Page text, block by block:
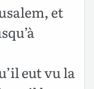
et
eut vu la